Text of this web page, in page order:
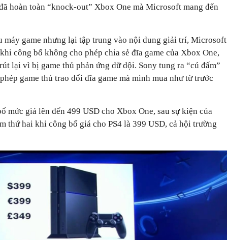
hoàn toàn “knock-out” Xbox One mà Microsoft mang đến
máy game nhưng lại tập trung vào nội dung giải trí, Microsoft
công bố không cho phép chia sẻ đĩa game của Xbox One,
lại vì bị game thủ phản ứng dữ dội. Sony tung ra “cú đấm”
game thủ trao đổi đĩa game mà mình mua như từ trước
mức giá lên đến 499 USD cho Xbox One, sau sự kiện của
thứ hai khi công bố giá cho PS4 là 399 USD, cả hội trường